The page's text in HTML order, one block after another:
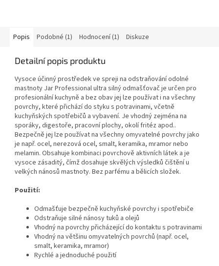
Popis Podobné (1) Hodnocení (1) Diskuze
Detailní popis produktu
Vysoce účinný prostředek ve spreji na odstraňování odolné
mastnoty Jar Professional ultra silný odmašťovač je určen pro
profesionální kuchyně a bez obav jej lze používat i na všechny
povrchy, které přichází do styku s potravinami, včetně
kuchyňských spotřebičů a vybavení. Je vhodný zejména na
sporáky, digestoře, pracovní plochy, okolí fritéz apod..
Bezpečně jej lze používat na všechny omyvatelné povrchy jako
je např. ocel, nerezová ocel, smalt, keramika, mramor nebo
melamin. Obsahuje kombinaci povrchově aktivních látek a je
vysoce zásaditý, čímž dosahuje skvělých výsledků čištění u
velkých nánosů mastnoty. Bez parfému a bělicích složek.
Použití:
Odmašťuje bezpečně kuchyňské povrchy i spotřebiče
Odstraňuje silné nánosy tuků a olejů
Vhodný na povrchy přicházející do kontaktu s potravinami
Vhodný na většinu omyvatelných povrchů (např. ocel,
smalt, keramika, mramor)
Rychlé a jednoduché použití